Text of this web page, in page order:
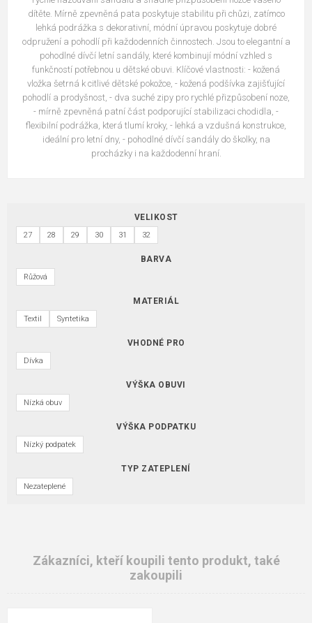
dítěte. Mírně zpevněná pata poskytuje stabilitu při chůzi, zatímco
lehká podrážka s dekorativní, módní úpravou poskytuje dobré
odpružení a pohodlí při každodenních činnostech. Jsou to elegantní a
pohodlné dívčí letní sandály, které kombinují módní vzhled s
funkčností potřebnou u dětské obuvi. Klíčové vlastnosti: - kožená
vložka šetrná k citlivé dětské pokožce, - kožená podšívka zajišťující
pohodlí a prodyšnost, - dva suché zipy pro rychlé přizpůsobení noze,
- mírně zpevněná patní část podporující stabilizaci chodidla, -
flexibilní podrážka, která tlumí kroky, - lehká a vzdušná konstrukce,
ideální pro letní dny, - pohodlné dívčí sandály do školky, na
procházky i na každodenní hraní.
VELIKOST
27 28 29 30 31 32
BARVA
Růžová
MATERIÁL
Textil Syntetika
VHODNÉ PRO
Dívka
VÝŠKA OBUVI
Nízká obuv
VÝŠKA PODPATKU
Nízký podpatek
TYP ZATEPLENÍ
Nezateplené
Zákazníci, kteří koupili tento produkt, také
zakoupili